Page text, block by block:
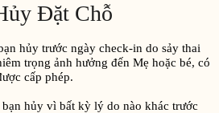
Đặt Chỗ
hủy trước ngày check-in do sảy thai
trọng ảnh hưởng đến Mẹ hoặc bé, có
cấp phép.
hủy vì bất kỳ lý do nào khác trước